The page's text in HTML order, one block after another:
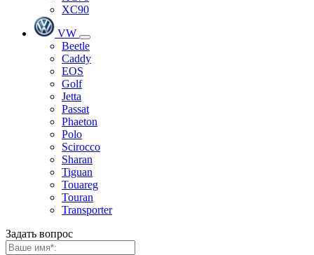
XC90
VW
Beetle
Caddy
EOS
Golf
Jetta
Passat
Phaeton
Polo
Scirocco
Sharan
Tiguan
Touareg
Touran
Transporter
Задать вопрос